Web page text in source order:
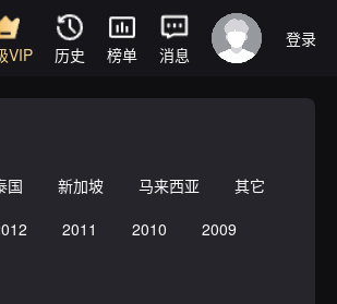
VIP 历史 榜单 消息
登录
国 新加坡 马来西亚
其它
2011 2010
2009